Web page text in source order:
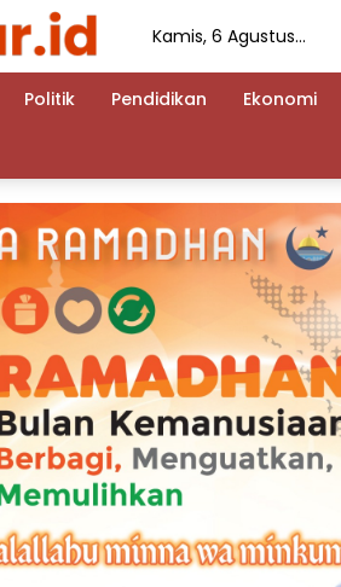
Kamis, 6 Agustus
Politik Pendidikan Ekonomi